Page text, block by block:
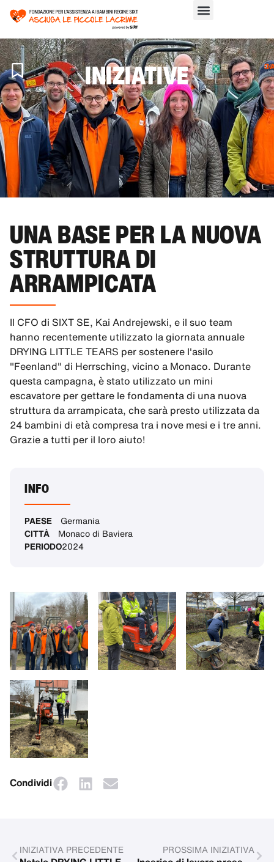
INIZIATIVE >
UNA BASE PER LA NUOVA
STRUTTURA DI
ARRAMPICATA
Il CFO di SIXT SE, Kai Andrejewski, e il suo team
hanno recentemente utilizzato la giornata annuale
DRYING LITTLE TEARS per sostenere l'asilo
"Feenland" di Herrsching, vicino a Monaco. Durante
questa campagna, è stato utilizzato un mini
escavatore per gettare le fondamenta di una nuova
struttura da arrampicata, che sarà presto utilizzata da
24 bambini di età compresa tra i nove mesi e i tre anni.
Grazie a tutti per il loro aiuto!
INFO
PAESE Germania
CITTÀ Monaco di Baviera
PERIODO2024
Condividi
INIZIATIVA PRECEDENTE PROSSIMA INIZIATIVA